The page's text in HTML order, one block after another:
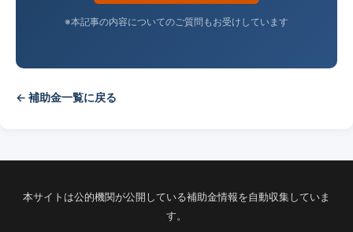
※本記事の内容についてのご質問もお受けしています
← 補助金一覧に戻る
本サイトは公的機関が公開している補助金情報を自動収集していま
す。